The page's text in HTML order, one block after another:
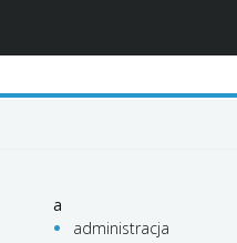
a
administracja